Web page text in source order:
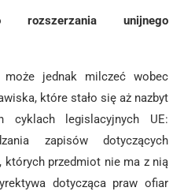
rozszerzania unijnego
może jednak milczeć wobec
które stało się aż nazbyt
cyklach legislacyjnych UE:
zapisów dotyczących
przedmiot nie ma z nią
dotycząca praw ofiar